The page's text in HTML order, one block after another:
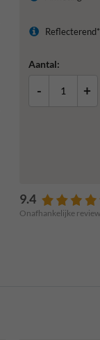
Reflecterend*
Aantal:
- +
9.4
Onafhankelijke